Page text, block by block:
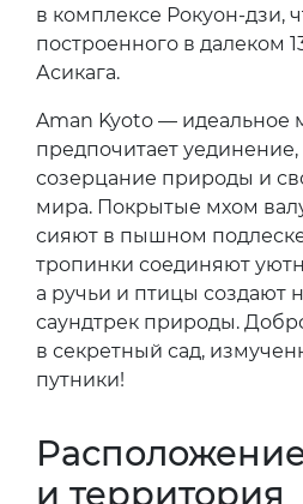
в комплексе Рокуон-дзи,
построенного в далеком
Асикага.
Aman Kyoto — идеальное
предпочитает
созерцание природы и
мира. Покрытые мхом
сияют в пышном
тропинки соединяют
а ручьи и птицы создают
саундтрек природы.
в секретный сад,
путники!
и территория